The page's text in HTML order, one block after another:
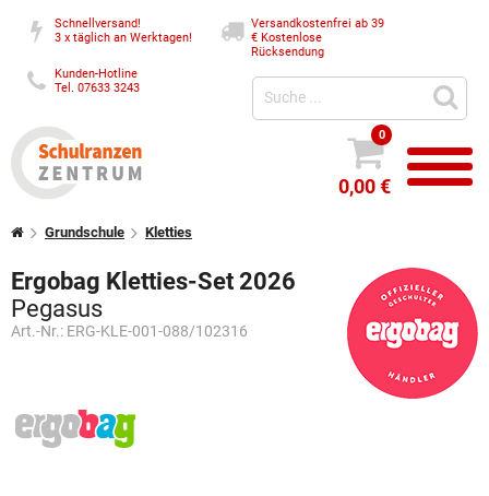
Schnellversand!
3 x täglich an Werktagen!
Versandkostenfrei ab 39
€Kostenlose
Rücksendung
Kunden-Hotline
Tel. 07633 3243
0
0,00 €
Grundschule Kletties
Ergobag Kletties-Set 2026
Pegasus
Art.-Nr.: ERG-KLE-001-088/102316